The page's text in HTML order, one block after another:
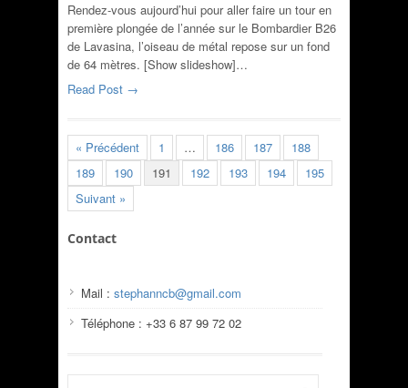
Rendez-vous aujourd’hui pour aller faire un tour en
première plongée de l’année sur le Bombardier B26
de Lavasina, l’oiseau de métal repose sur un fond
de 64 mètres. [Show slideshow]…
Read Post →
« Précédent 1 … 186 187
188
189
190 191 192 193 194
195
Suivant »
Contact
Mail : stephanncb@gmail.com
Téléphone : +33 6 87 99 72 02